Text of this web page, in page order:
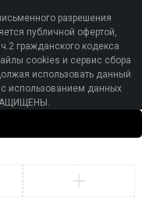
разрешения
публичной офертой,
гражданского кодекса
cookies и сервис сбора
использовать данный
использованием данных